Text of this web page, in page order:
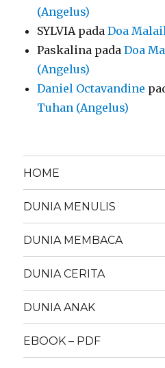
(Angelus)
SYLVIApadaDoa
Paskalina padaDoa
(Angelus)
Daniel Octavandine
Tuhan (Angelus)
HOME
DUNIA MENULIS
DUNIA MEMBACA
DUNIA CERITA
DUNIA ANAK
EBOOK – PDF